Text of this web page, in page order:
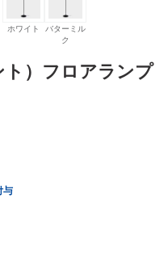
ホワイト
バターミル
ク
ト）フロアランプ
与